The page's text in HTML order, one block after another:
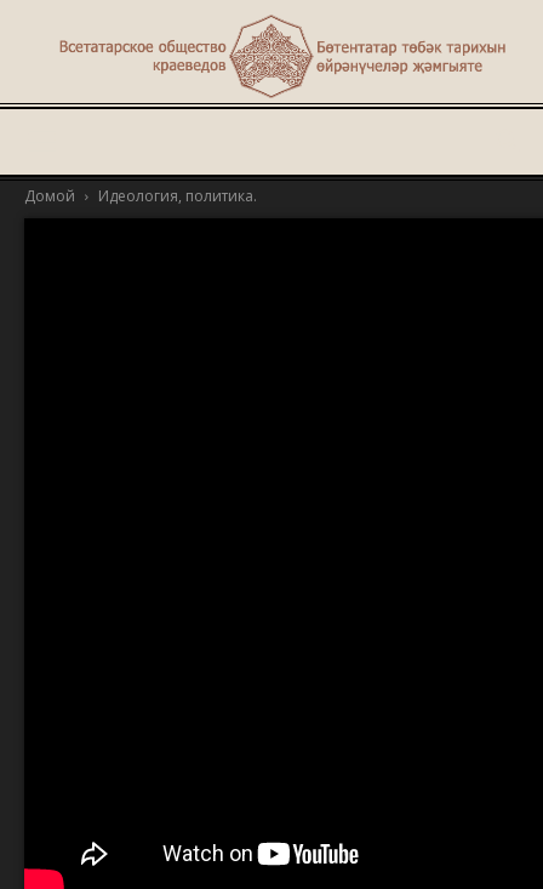
Домой Идеология, политика.